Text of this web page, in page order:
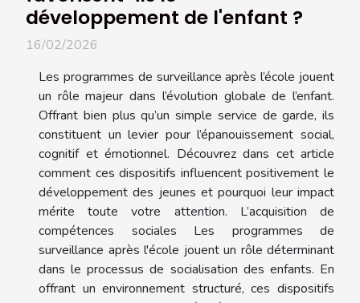
développement de l'enfant ?
16/02/2026
Les programmes de surveillance après l’école jouent
un rôle majeur dans l’évolution globale de l’enfant.
Offrant bien plus qu’un simple service de garde, ils
constituent un levier pour l’épanouissement social,
cognitif et émotionnel. Découvrez dans cet article
comment ces dispositifs influencent positivement le
développement des jeunes et pourquoi leur impact
mérite toute votre attention. L’acquisition de
compétences sociales Les programmes de
surveillance après l'école jouent un rôle déterminant
dans le processus de socialisation des enfants. En
offrant un environnement structuré, ces dispositifs